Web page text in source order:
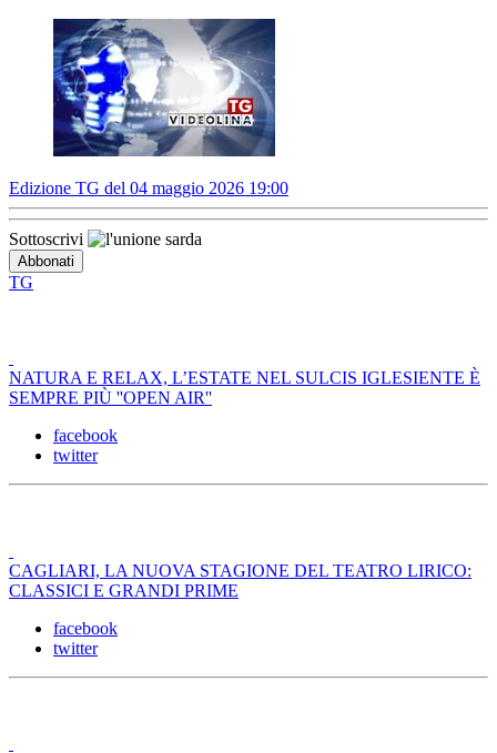
Edizione TG del 04 maggio 2026 19:00
Sottoscrivi
TG
NATURA E RELAX, L’ESTATE NEL SULCIS IGLESIENTE È
SEMPRE PIÙ ''OPEN AIR''
facebook
twitter
CAGLIARI, LA NUOVA STAGIONE DEL TEATRO LIRICO:
CLASSICI E GRANDI PRIME
facebook
twitter